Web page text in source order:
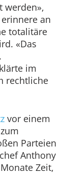
werden»,
an
totalitäre
«Das
im
rechtliche
vor einem
Parteien
Anthony
Zeit,